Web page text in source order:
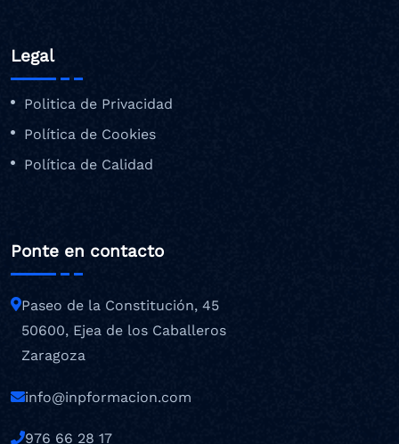
Legal
Politica de Privacidad
Política de Cookies
Política de Calidad
Ponte en contacto
Paseo de la Constitución, 45
50600, Ejea de los Caballeros
Zaragoza
info@inpformacion.com
976 66 28 17